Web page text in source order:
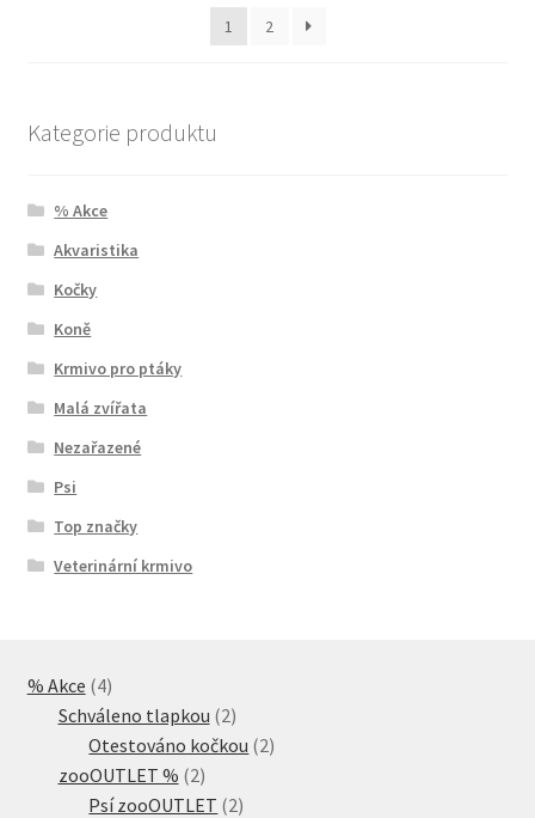
1 2
Kategorie produktu
% Akce
Akvaristika
Kočky
Koně
Krmivo pro ptáky
Malá zvířata
Nezařazené
Psi
Top značky
Veterinární krmivo
% Akce 44
produkty
Schváleno tlapkou 22
produkty
Otestováno kočkou 22
zooOUTLET % 22
produkty
Psí zooOUTLET 22